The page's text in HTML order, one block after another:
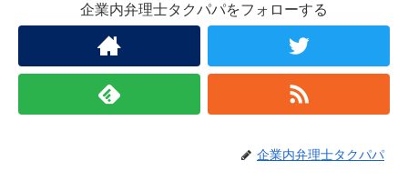
企業内弁理士タクパパをフォローする
企業内弁理士タクパパ